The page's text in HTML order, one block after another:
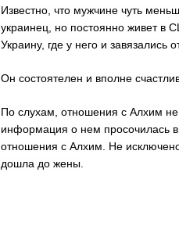
Известно, что мужчине чуть
украинец, но постоянно живет в
Украину, где у него и завязались
Он состоятелен и вполне
По слухам, отношения с Алхим не
информация о нем просочилась
отношения с Алхим. Не
дошла до жены.